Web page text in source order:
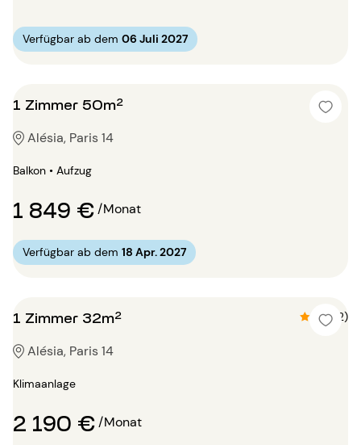
Verfügbar ab dem 06 Juli 2027
1 Zimmer 50m²
Alésia, Paris 14
Balkon • Aufzug
1 849 €/Monat
Verfügbar ab dem 18 Apr. 2027
1 Zimmer 32m² 4.5 (2)
Alésia, Paris 14
Klimaanlage
2 190 €/Monat